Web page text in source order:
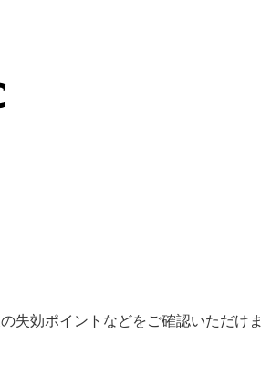
失効ポイントなどをご確認いただけま